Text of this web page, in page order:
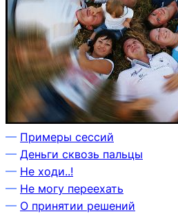
— Примеры сессий
— Деньги сквозь пальцы
— Не ходи..!
— Не могу переехать
— О принятии решений